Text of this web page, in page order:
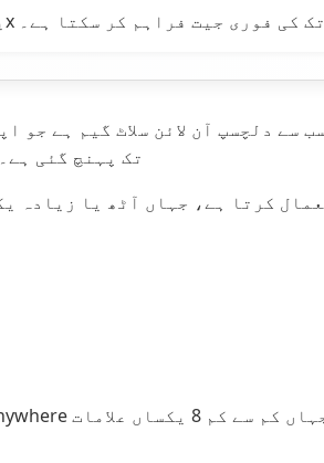
یہ خصوصی فیچر صرف بنیادی گیم میں ظاہر ہوتا ہے اور 50,000x تک کی فوری جیت فراہم کر سکتا ہے۔
Olympus کا بہتر ورژن ہے، جس میں جیت کی صلاحیت 5,000x سے بڑھ کر شاندار 50,000x تک پہنچ گئی ہے۔